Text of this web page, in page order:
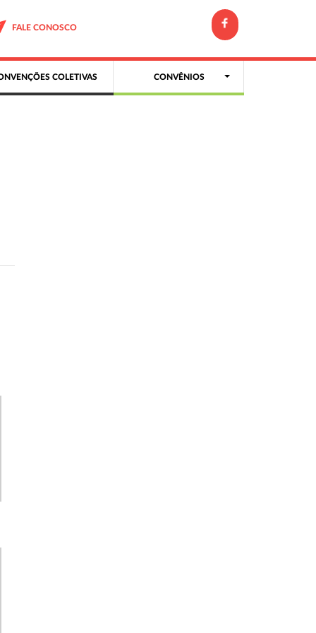
FALE CONOSCO
COLETIVAS CONVÊNIOS